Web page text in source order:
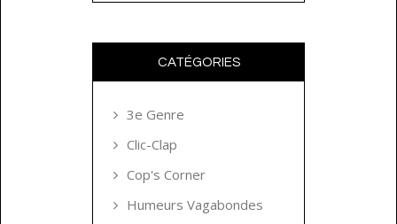
CATÉGORIES
3e Genre
Clic-Clap
Cop's Corner
Humeurs Vagabondes